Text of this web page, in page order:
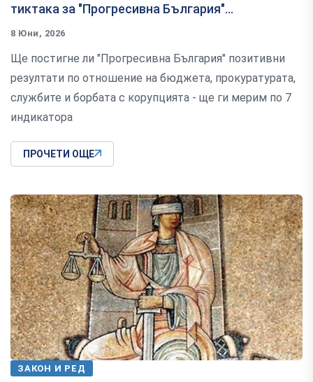
тиктака за "Прогресивна България"...
8 Юни, 2026
Ще постигне ли "Прогресивна България" позитивни
резултати по отношение на бюджета, прокуратурата,
службите и борбата с корупцията - ще ги мерим по 7
индикатора
ПРОЧЕТИ ОЩЕ
ЗАКОН И РЕД